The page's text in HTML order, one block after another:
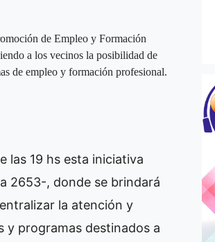
de Empleo y Formación
a los vecinos la posibilidad de
de empleo y formación profesional.
las 19 hs esta iniciativa
2653-, donde se brindará
la atención y
y programas destinados a